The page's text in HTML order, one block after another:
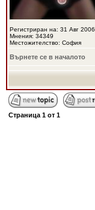
Регистриран на: 31 Авг 2006
Мнения: 34349
Местожителство: София
Върнете се в началото
Страница 1 от 1